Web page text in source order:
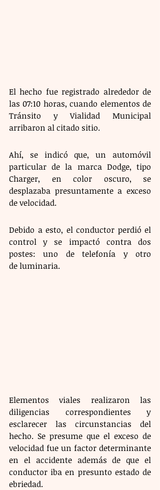
El hecho fue registrado alrededor de
las 07:10 horas, cuando elementos de
Tránsito y Vialidad Municipal
arribaron al citado sitio.
Ahí, se indicó que, un automóvil
particular de la marca Dodge, tipo
Charger, en color oscuro, se
desplazaba presuntamente a exceso
de velocidad.
Debido a esto, el conductor perdió el
control y se impactó contra dos
postes: uno de telefonía y otro
de luminaria.
Elementos viales realizaron las
diligencias correspondientes y
esclarecer las circunstancias del
hecho. Se presume que el exceso de
velocidad fue un factor determinante
en el accidente además de que el
conductor iba en presunto estado de
ebriedad.